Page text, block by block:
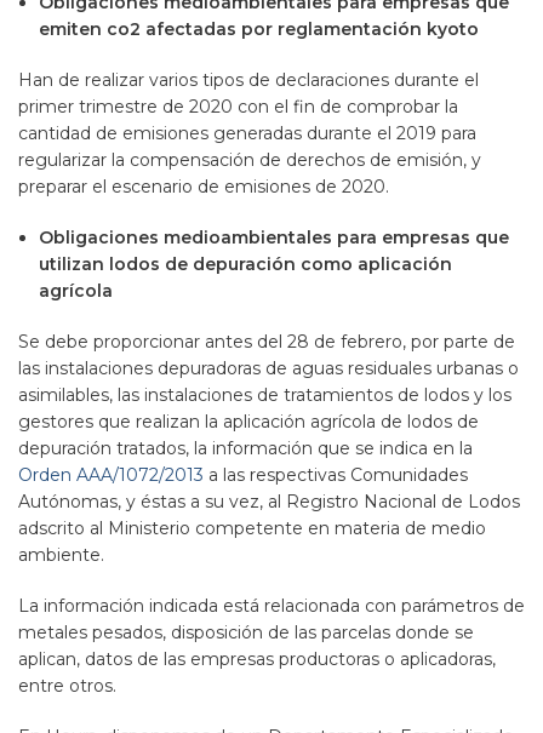
emiten co2 afectadas por reglamentación kyoto
Han de realizar varios tipos de declaraciones durante el
primer trimestre de 2020 con el fin de comprobar la
cantidad de emisiones generadas durante el 2019 para
regularizar la compensación de derechos de emisión, y
preparar el escenario de emisiones de 2020.
Obligaciones medioambientales para empresas que
utilizan lodos de depuración como aplicación
agrícola
Se debe proporcionar antes del 28 de febrero, por parte de
las instalaciones depuradoras de aguas residuales urbanas o
asimilables, las instalaciones de tratamientos de lodos y los
gestores que realizan la aplicación agrícola de lodos de
depuración tratados, la información que se indica en la
Orden AAA/1072/2013 a las respectivas Comunidades
Autónomas, y éstas a su vez, al Registro Nacional de Lodos
adscrito al Ministerio competente en materia de medio
ambiente.
La información indicada está relacionada con parámetros de
metales pesados, disposición de las parcelas donde se
aplican, datos de las empresas productoras o aplicadoras,
entre otros.